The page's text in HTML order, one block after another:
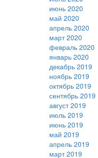
июнь 2020
май 2020
апрель 2020
март 2020
февраль 2020
январь 2020
декабрь 2019
ноябрь 2019
октябрь 2019
сентябрь 2019
август 2019
июль 2019
июнь 2019
май 2019
апрель 2019
март 2019